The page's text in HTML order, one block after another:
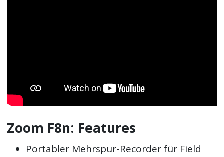
Zoom F8n: Features
Portabler Mehrspur-Recorder für Field